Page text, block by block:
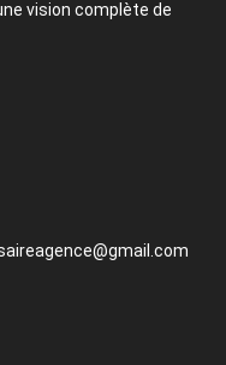
vision complète de